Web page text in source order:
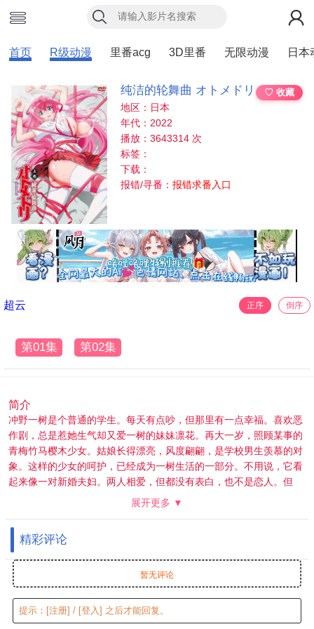
首页 R级动漫 里番acg 3D里番 无限动漫 日本
纯洁的轮舞曲 オトメドリ
♡ 收藏
地区：日本
年代：2022
播放：3643314 次
标签：
下载：
报错/寻番：报错求番入口
超云 正序 倒序
第01集 第02集
简介
冲野一树是个普通的学生。每天有点吵，但那里有一点幸福。喜欢恶
作剧，总是惹她生气却又爱一树的妹妹凛花。再大一岁，照顾某事的
青梅竹马樱木少女。姑娘长得漂亮，风度翩翩，是学校男生羡慕的对
象。这样的少女的呵护，已经成为一树生活的一部分。不用说，它看
起来像一对新婚夫妇。两人相爱，但都没有表白，也不是恋人。但
是，一树想，如果他一直这样下去，他会以情人的身份出去，最终结
被一树送来的一张DVD打破了…
展开更多 ▼
精彩评论
暂无评论
提示： [注册] / [登入] 之后才能回复。